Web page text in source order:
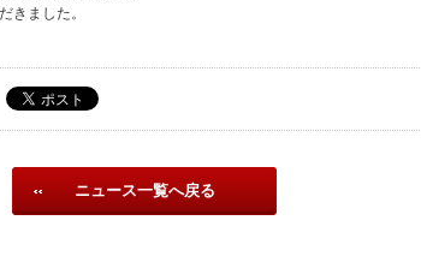
きました。
ニュース一覧へ戻る